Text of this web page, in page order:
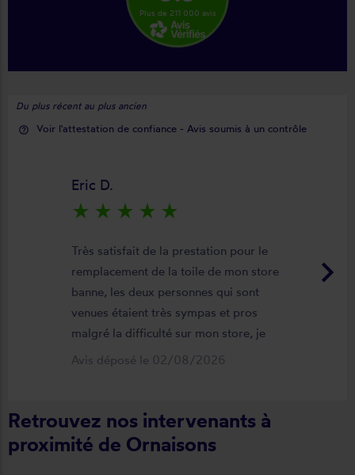
Plus de 211 000 avis
Du plus récent au plus ancien
help_outline Voir l'attestation de confiance - Avis soumis à un contrôle
keyboard_arrow_right
Eric D.
star_rate star_rate star_rate star_rate star_rate
Très satisfait de la prestation pour le
remplacement de la toile de mon store
banne, les deux personnes qui sont
venues étaient très sympas et pros
malgré la difficulté sur mon store, je
suis satisfait du résultat et du
de la pose je recommande ????
Avis déposé le 02/08/2026
Retrouvez nos intervenants à
proximité de Ornaisons